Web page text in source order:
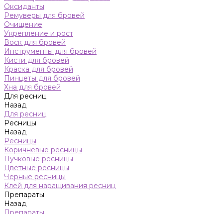
Оксиданты
Ремуверы для бровей
Очищение
Укрепление и рост
Воск для бровей
Инструменты для бровей
Кисти для бровей
Краска для бровей
Пинцеты для бровей
Хна для бровей
Для ресниц
Назад
Для ресниц
Ресницы
Назад
Ресницы
Коричневые ресницы
Пучковые ресницы
Цветные ресницы
Черные ресницы
Клей для наращивания ресниц
Препараты
Назад